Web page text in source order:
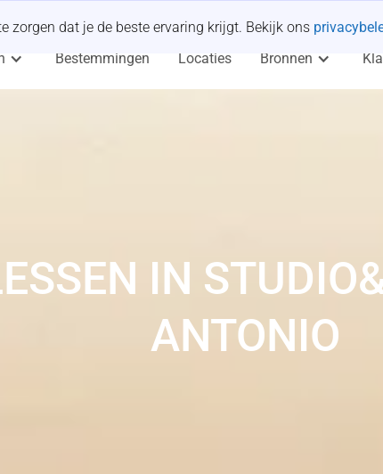
zorgen dat je de beste ervaring krijgt. Bekijk ons
Bestemmingen Locaties Bronnen
IN
ANTONIO